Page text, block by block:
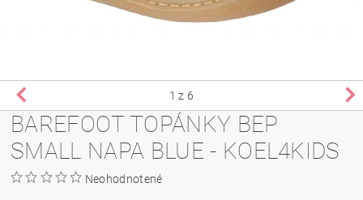
1 z 6
BAREFOOT TOPÁNKY BEP
SMALL NAPA BLUE - KOEL4KIDS
Neohodnotené